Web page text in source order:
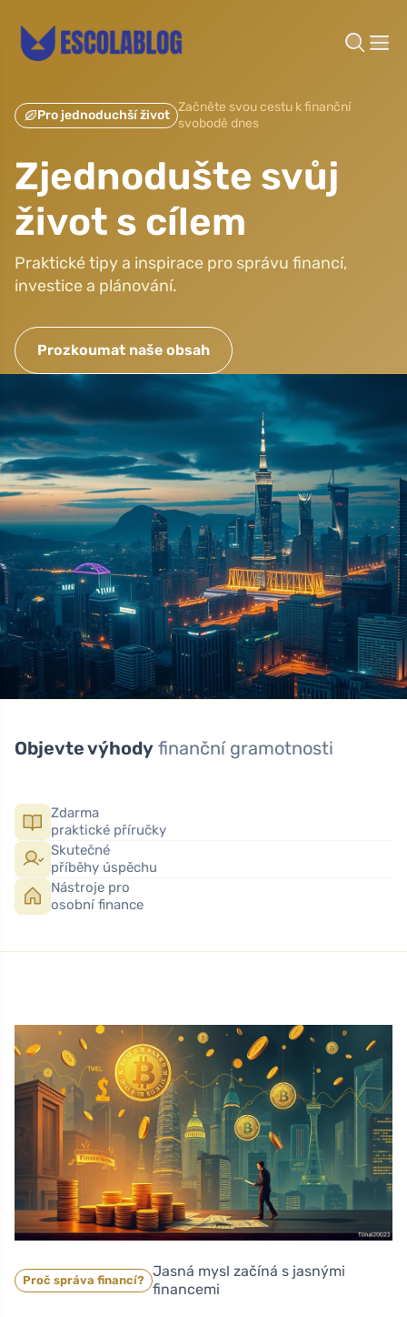
Pro jednoduchší život
Začněte svou cestu k finanční
svobodě dnes
Zjednodušte svůj
život s cílem
Praktické tipy a inspirace pro správu financí,
investice a plánování.
Prozkoumat naše obsah
Objevte výhody finanční gramotnosti
Zdarma
praktické příručky
Skutečné
příběhy úspěchu
Nástroje pro
osobní finance
Proč správa financí?
Jasná mysl začíná s jasnými
financemi